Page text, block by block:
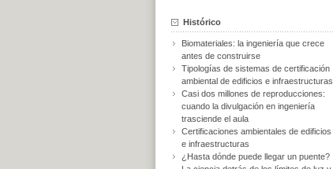
Histórico
Biomateriales: la ingeniería que crece
antes de construirse
Tipologías de sistemas de certificación
ambiental de edificios e infraestructuras
Casi dos millones de reproducciones:
cuando la divulgación en ingeniería
trasciende el aula
Certificaciones ambientales de edificios
e infraestructuras
¿Hasta dónde puede llegar un puente?